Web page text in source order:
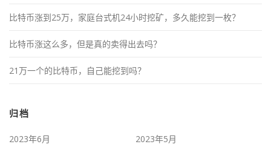
比特币涨到25万，家庭台式机24小时挖矿，多久能挖到一枚？
比特币涨这么多，但是真的卖得出去吗？
21万一个的比特币，自己能挖到吗？
归档
2023年6月
2023年5月